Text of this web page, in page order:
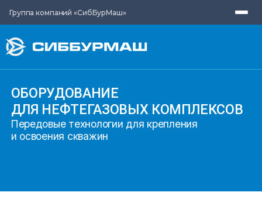
Группа компаний «СибБурМаш»
ОБОРУДОВАНИЕ
ДЛЯ НЕФТЕГАЗОВЫХ КОМПЛЕКСОВ
Передовые технологии для крепления
и освоения скважин